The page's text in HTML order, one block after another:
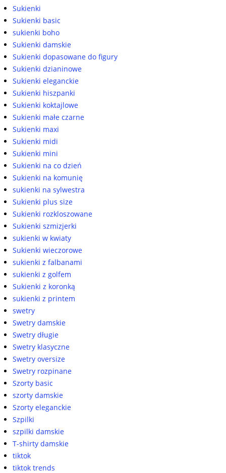
Sukienki
Sukienki basic
sukienki boho
Sukienki damskie
Sukienki dopasowane do figury
Sukienki dzianinowe
Sukienki eleganckie
Sukienki hiszpanki
Sukienki koktajlowe
Sukienki małe czarne
Sukienki maxi
Sukienki midi
Sukienki mini
Sukienki na co dzień
Sukienki na komunię
sukienki na sylwestra
Sukienki plus size
Sukienki rozkloszowane
Sukienki szmizjerki
sukienki w kwiaty
Sukienki wieczorowe
sukienki z falbanami
sukienki z golfem
Sukienki z koronką
sukienki z printem
swetry
Swetry damskie
Swetry długie
Swetry klasyczne
Swetry oversize
Swetry rozpinane
Szorty basic
szorty damskie
Szorty eleganckie
Szpilki
szpilki damskie
T-shirty damskie
tiktok
tiktok trends